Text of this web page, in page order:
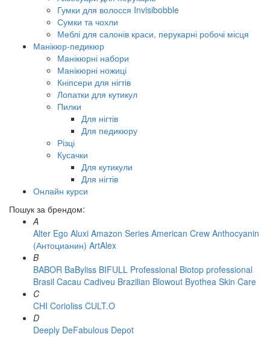
Гумки для волосся Invisibobble
Сумки та чохли
Меблі для салонів краси, перукарні робочі місця
Манікюр-педикюр
Манікюрні набори
Манікюрні ножиці
Кніпсери для нігтів
Лопатки для кутикул
Пилки
Для нігтів
Для педикюру
Різці
Кусачки
Для кутикули
Для нігтів
Онлайн курси
Пошук за брендом:
A
Alter Ego Aluxi Amazon Series American Crew Anthocyanin
(Антоцианин) ArtAlex
B
BABOR BaByliss BIFULL Professional Biotop professional
Brasil Cacau Сadiveu Brazilian Blowout Byothea Skin Care
C
CHI Corioliss CULT.O
D
Deeply DeFabulous Depot